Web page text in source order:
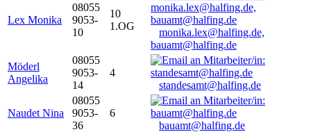
Lex Monika
08055
9053-
10
10
1.OG
monika.lex@halfing.de,
bauamt@halfing.de
Möderl
Angelika
08055
9053-
14
4
standesamt@halfing.de
Naudet Nina
08055
9053-
36
6
bauamt@halfing.de